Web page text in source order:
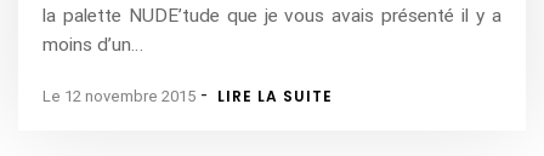
la palette NUDE’tude que je vous avais présenté il y a
moins d’un…
Le 12 novembre 2015 - LIRE LA SUITE